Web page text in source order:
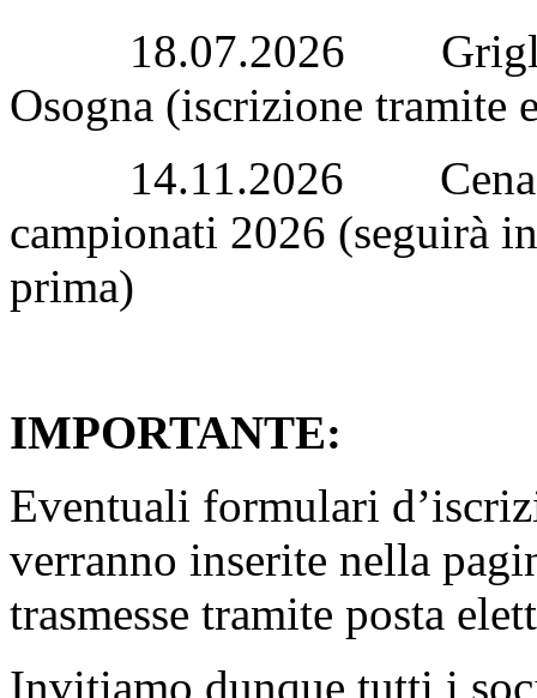
18.07.2026
Osogna (iscrizione tramite
14.11.2026 Cena
campionati 2026 (seguirà
prima)
IMPORTANTE:
Eventuali formulari
verranno inserite nella
trasmesse tramite posta
Invitiamo dunque tutti i